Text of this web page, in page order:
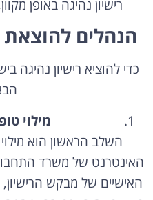
הנהלים להוצאת
כדי להוציא רישיון
השלב הראשון הוא
האינטרנט של משרד
האישיים של מבקש
תעודת זהות, כתובת, מספר